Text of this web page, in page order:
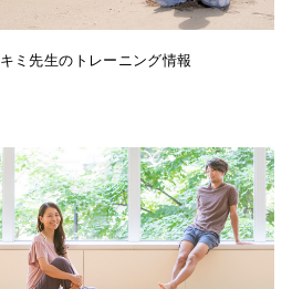
キミ先生のトレーニング情報